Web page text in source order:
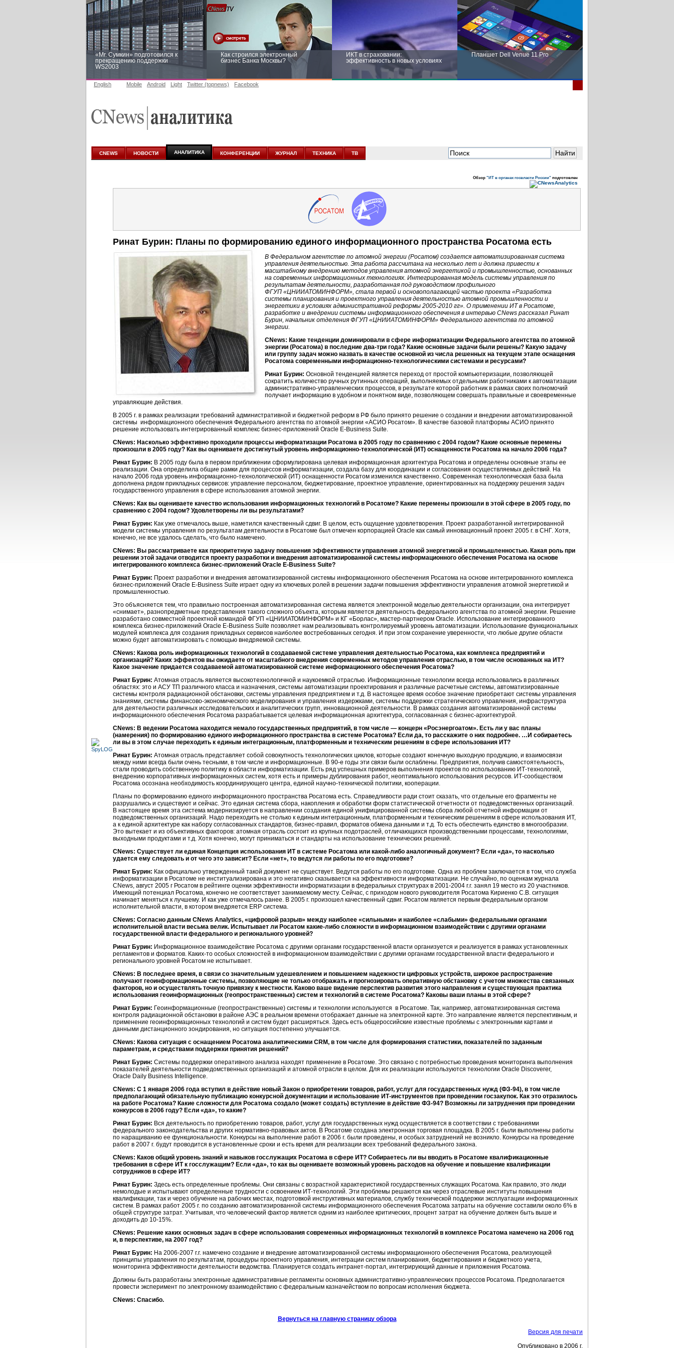
«Mr. Сумкин» подготовился к
прекращению поддержки
WS2003
Как строился электронный
бизнес Банка Москвы?
ИКТ в страховании:
эффективность в новых условиях
Планшет Dell Venue 11 Pro
аналитике
новых условиях
English Mobile Android Light Twitter (topnews) Facebook
CNEWS НОВОСТИ АНАЛИТИКА КОНФЕРЕНЦИИ ЖУРНАЛ ТЕХНИКА ТВ
Обзор "ИТ в органах госвласти России" подготовлен
Ринат Бурин: Планы по формированию единого информационного пространства Росатома есть
В Федеральном агентстве по атомной энергии (Росатом) создается автоматизированная система
управления деятельностью. Эта работа рассчитана на несколько лет и должна привести к
масштабному внедрению методов управления атомной энергетикой и промышленностью, основанных
на современных информационных технологиях. Интегрированная модель системы управления по
результатам деятельности, разработанная под руководством профильного
ФГУП «ЦНИИАТОМИНФОРМ», стала первой и основополагающей частью проекта «Разработка
системы планирования и проектного управления деятельностью атомной промышленности и
энергетики в условиях административной реформы 2005-2010 гг». О применении ИТ в Росатоме,
разработке и внедрении системы информационного обеспечения в интервью CNews рассказал Ринат
Бурин, начальник отделения ФГУП «ЦНИИАТОМИНФОРМ» Федерального агентства по атомной
энергии.
CNews: Какие тенденции доминировали в сфере информатизации Федерального агентства по атомной
энергии (Росатома) в последние два-три года? Какие основные задачи были решены? Какую задачу
или группу задач можно назвать в качестве основной из числа решенных на текущем этапе оснащения
Росатома современными информационно-технологическими системами и ресурсами?
Ринат Бурин: Основной тенденцией является переход от простой компьютеризации, позволяющей
сократить количество ручных рутинных операций, выполняемых отдельными работниками к автоматизации
административно-управленческих процессов, в результате которой работник в рамках своих полномочий
получает информацию в удобном и понятном виде, позволяющем совершать правильные и своевременные
управляющие действия.
В 2005 г. в рамках реализации требований административной и бюджетной реформ в РФ было принято решение о создании и внедрении автоматизированной
системы информационного обеспечения Федерального агентства по атомной энергии «АСИО Росатом». В качестве базовой платформы АСИО принято
решение использовать интегрированный комплекс бизнес-приложений Oracle E-Business Suite.
CNews: Насколько эффективно проходили процессы информатизации Росатома в 2005 году по сравнению с 2004 годом? Какие основные перемены
произошли в 2005 году? Как вы оцениваете достигнутый уровень информационно-технологической (ИТ) оснащенности Росатома на начало 2006 года?
Ринат Бурин: В 2005 году была в первом приближении сформулирована целевая информационная архитектура Росатома и определены основные этапы ее
реализации. Она определила общие рамки для процессов информатизации, создала базу для координации и согласования осуществляемых действий. На
начало 2006 года уровень информационно-технологической (ИТ) оснащенности Росатом изменился качественно. Современная технологическая база была
дополнена рядом прикладных сервисов: управление персоналом, бюджетирование, проектное управление, ориентированных на поддержку решения задач
государственного управления в сфере использования атомной энергии.
CNews: Как вы оцениваете качество использования информационных технологий в Росатоме? Какие перемены произошли в этой сфере в 2005 году, по
сравнению с 2004 годом? Удовлетворены ли вы результатами?
Ринат Бурин: Как уже отмечалось выше, наметился качественный сдвиг. В целом, есть ощущение удовлетворения. Проект разработанной интегрированной
модели системы управления по результатам деятельности в Росатоме был отмечен корпорацией Oracle как самый инновационный проект 2005 г. в СНГ. Хотя,
конечно, не все удалось сделать, что было намечено.
CNews: Вы рассматриваете как приоритетную задачу повышения эффективности управления атомной энергетикой и промышленностью. Какая роль при
решении этой задачи отводится проекту разработки и внедрения автоматизированной системы информационного обеспечения Росатома на основе
интегрированного комплекса бизнес-приложений Oracle E-Business Suite?
Ринат Бурин: Проект разработки и внедрения автоматизированной системы информационного обеспечения Росатома на основе интегрированного комплекса
бизнес-приложений Oracle E-Business Suite играет одну из ключевых ролей в решении задачи повышения эффективности управления атомной энергетикой и
промышленностью.
Это объясняется тем, что правильно построенная автоматизированная система является электронной моделью деятельности организации, она интегрирует
«снимает», разнопредметные представления такого сложного объекта, которым является деятельность федерального агентства по атомной энергии. Решение
разработано совместной проектной командой ФГУП «ЦНИИАТОМИНФОРМ» и КГ «Борлас», мастер-партнером Oracle. Использование интегрированного
комплекса бизнес-приложений Oracle E-Business Suite позволяет нам реализовывать контролируемый уровень автоматизации. Использование функциональных
модулей комплекса для создания прикладных сервисов наиболее востребованных сегодня. И при этом сохранение уверенности, что любые другие области
можно будет автоматизировать с помощью внедряемой системы.
CNews: Какова роль информационных технологий в создаваемой системе управления деятельностью Росатома, как комплекса предприятий и
организаций? Каких эффектов вы ожидаете от масштабного внедрения современных методов управления отраслью, в том числе основанных на ИТ?
Какое значение придается создаваемой автоматизированной системе информационного обеспечения Росатома?
Ринат Бурин: Атомная отрасль является высокотехнологичной и наукоемкой отраслью. Информационные технологии всегда использовались в различных
областях: это и АСУ ТП различного класса и назначения, системы автоматизации проектирования и различные расчетные системы, автоматизированные
системы контроля радиационной обстановки, системы управления предприятием и т.д. В настоящее время особое значение приобретают системы управления
знаниями, системы финансово-экономического моделирования и управления издержками, системы поддержки стратегического управления, инфраструктура
для деятельности различных исследовательских и аналитических групп, инновационной деятельности. В рамках создания автоматизированной системы
информационного обеспечения Росатома разрабатывается целевая информационная архитектура, согласованная с бизнес-архитектурой.
CNews: В ведении Росатома находится немало государственных предприятий, в том числе — концерн «Росэнергоатом». Есть ли у вас планы
(намерения) по формированию единого информационного пространства в системе Росатома? Если да, то расскажите о них подробнее. …И собираетесь
ли вы в этом случае переходить к единым интеграционным, платформенным и техническим решениям в сфере использования ИТ?
Ринат Бурин: Атомная отрасль представляет собой совокупность технологических циклов, которые создают конечную выходную продукцию, и взаимосвязи
между ними всегда были очень тесными, в том числе и информационные. В 90-е годы эти связи были ослаблены. Предприятия, получив самостоятельность,
стали проводить собственную политику в области информатизации. Есть ряд успешных примеров выполнения проектов по использованию ИТ-технологий,
внедрению корпоративных информационных систем, хотя есть и примеры дублирования работ, неоптимального использования ресурсов. ИТ-сообществом
Росатома осознана необходимость координирующего центра, единой научно-технической политики, кооперации.
Планы по формированию единого информационного пространства Росатома есть. Справедливости ради стоит сказать, что отдельные его фрагменты не
разрушались и существуют и сейчас. Это единая система сбора, накопления и обработки форм статистической отчетности от подведомственных организаций.
В настоящее время эта система модернизируется в направлении создания единой унифицированной системы сбора любой отчетной информации от
подведомственных организаций. Надо переходить не столько к единым интеграционным, платформенным и техническим решениям в сфере использования ИТ,
а к единой архитектуре как набору согласованных стандартов, бизнес-правил, форматов обмена данными и т.д. То есть обеспечить единство в многообразии.
Это вытекает и из объективных факторов: атомная отрасль состоит из крупных подотраслей, отличающихся производственными процессами, технологиями,
выходными продуктами и т.д. Хотя конечно, могут приниматься и стандарты на использование технических решений.
CNews: Существует ли единая Концепция использования ИТ в системе Росатома или какой-либо аналогичный документ? Если «да», то насколько
удается ему следовать и от чего это зависит? Если «нет», то ведутся ли работы по его подготовке?
Ринат Бурин: Как официально утвержденный такой документ не существует. Ведутся работы по его подготовке. Одна из проблем заключается в том, что служба
информатизации в Росатоме не институализирована и это негативно сказывается на эффективности информатизации. Не случайно, по оценкам журнала
CNews, август 2005 г Росатом в рейтинге оценки эффективности информатизации в федеральных структурах в 2001-2004 г.г. занял 19 место из 20 участников.
Имеющий потенциал Росатома, конечно не соответствует занимаемому месту. Сейчас, с приходом нового руководителя Росатома Кириенко С.В. ситуация
начинает меняться к лучшему. И как уже отмечалось ранее. В 2005 г. произошел качественный сдвиг. Росатом является первым федеральным органом
исполнительной власти, в котором внедряется ERP система.
CNews: Согласно данным CNews Analytics, «цифровой разрыв» между наиболее «сильными» и наиболее «слабыми» федеральными органами
исполнительной власти весьма велик. Испытывает ли Росатом какие-либо сложности в информационном взаимодействии с другими органами
государственной власти федерального и регионального уровней?
Ринат Бурин: Информационное взаимодействие Росатома с другими органами государственной власти организуется и реализуется в рамках установленных
регламентов и форматов. Каких-то особых сложностей в информационном взаимодействии с другими органами государственной власти федерального и
регионального уровней Росатом не испытывает.
CNews: В последнее время, в связи со значительным удешевлением и повышением надежности цифровых устройств, широкое распространение
получают геоинформационные системы, позволяющие не только отображать и прогнозировать оперативную обстановку с учетом множества связанных
факторов, но и осуществлять точную привязку к местности. Каково ваше видение перспектив развития этого направления и существующая практика
использования геоинформационных (геопространственных) систем и технологий в системе Росатома? Каковы ваши планы в этой сфере?
Ринат Бурин: Геоинформационные (геопространственные) системы и технологии используются в Росатоме. Так, например, автоматизированная система
контроля радиационной обстановки в районе АЭС в реальном времени отображает данные на электронной карте. Это направление является перспективным, и
применение геоинформационных технологий и систем будет расширяться. Здесь есть общероссийские известные проблемы с электронными картами и
данными дистанционного зондирования, но ситуация постепенно улучшается.
CNews: Какова ситуация с оснащением Росатома аналитическими CRM, в том числе для формирования статистики, показателей по заданным
параметрам, и средствами поддержки принятия решений?
Ринат Бурин: Системы поддержки оперативного анализа находят применение в Росатоме. Это связано с потребностью проведения мониторинга выполнения
показателей деятельности подведомственных организаций и атомной отрасли в целом. Для их реализации используются технологии Oracle Discoverer,
Oracle Daily Business Intelligence.
CNews: С 1 января 2006 года вступил в действие новый Закон о приобретении товаров, работ, услуг для государственных нужд (ФЗ-94), в том числе
предполагающий обязательную публикацию конкурсной документации и использование ИТ-инструментов при проведении госзакупок. Как это отразилось
на работе Росатома? Какие сложности для Росатома создало (может создать) вступление в действие ФЗ-94? Возможны ли затруднения при проведении
конкурсов в 2006 году? Если «да», то какие?
Ринат Бурин: Вся деятельность по приобретению товаров, работ, услуг для государственных нужд осуществляется в соответствии с требованиями
федерального законодательства и других нормативно-правовых актов. В Росатоме создана электронная торговая площадка. В 2005 г. были выполнены работы
по наращиванию ее функциональности. Конкурсы на выполнение работ в 2006 г. были проведены, и особых затруднений не возникло. Конкурсы на проведение
работ в 2007 г. будут проводится в установленные сроки и есть время для реализации всех требований федерального закона.
CNews: Каков общий уровень знаний и навыков госслужащих Росатома в сфере ИТ? Собираетесь ли вы вводить в Росатоме квалификационные
требования в сфере ИТ к госслужащим? Если «да», то как вы оцениваете возможный уровень расходов на обучение и повышение квалификации
сотрудников в сфере ИТ?
Ринат Бурин: Здесь есть определенные проблемы. Они связаны с возрастной характеристикой государственных служащих Росатома. Как правило, это люди
немолодые и испытывают определенные трудности с освоением ИТ-технологий. Эти проблемы решаются как через отраслевые институты повышения
квалификации, так и через обучение на рабочих местах, подготовкой инструктивных материалов, службу технической поддержки эксплуатации информационных
систем. В рамках работ 2005 г. по созданию автоматизированной системы информационного обеспечения Росатома затраты на обучение составили около 6% в
общей структуре затрат. Учитывая, что человеческий фактор является одним из наиболее критических, процент затрат на обучение должен быть выше и
доходить до 10-15%.
CNews: Решение каких основных задач в сфере использования современных информационных технологий в комплексе Росатома намечено на 2006 год
и, в перспективе, на 2007 год?
Ринат Бурин: На 2006-2007 г.г. намечено создание и внедрение автоматизированной системы информационного обеспечения Росатома, реализующей
принципы управления по результатам, процедуры проектного управления, интеграции систем планирования, бюджетирования и бюджетного учета,
мониторинга эффективности деятельности ведомства. Планируется создать интранет-портал, интегрирующий данные и приложения Росатома.
Должны быть разработаны электронные административные регламенты основных административно-управленческих процессов Росатома. Предполагается
провести эксперимент по электронному взаимодействию с федеральным казначейством по вопросам исполнения бюджета.
CNews: Спасибо.
Вернуться на главную страницу обзора
Версия для печати
Опубликовано в 2006 г.